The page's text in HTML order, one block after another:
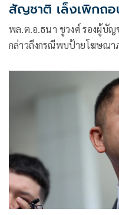
สัญชาติ เล็งเพิกถอ
พล.ต.อ.ธนา ชูวงศ์ รองผู้บัญ
กล่าวถึงกรณีพบป้ายโฆษณา
แยกห้วยขวาง ว่า พล.ต.อ.